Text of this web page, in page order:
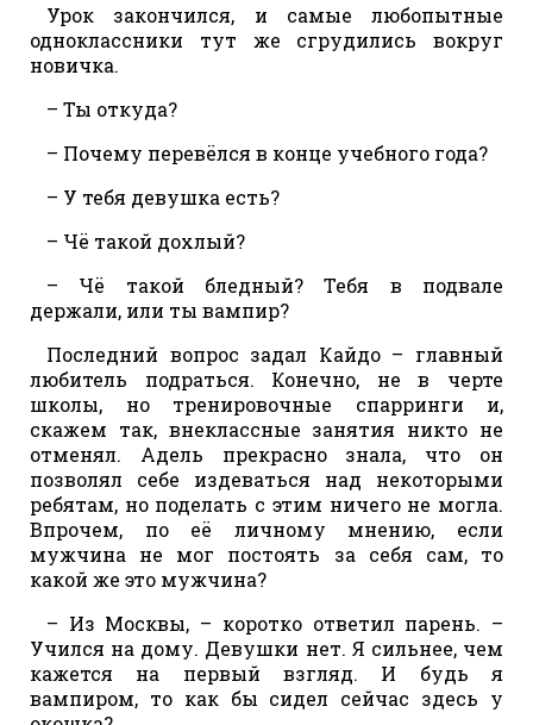
Урок закончился, и самые любопытные
одноклассники тут же сгрудились вокруг
новичка.
– Ты откуда?
– Почему перевёлся в конце учебного года?
– У тебя девушка есть?
– Чё такой дохлый?
– Чё такой бледный? Тебя в подвале
держали, или ты вампир?
Последний вопрос задал Кайдо – главный
любитель подраться. Конечно, не в черте
школы, но тренировочные спарринги и,
скажем так, внеклассные занятия никто не
отменял. Адель прекрасно знала, что он
позволял себе издеваться над некоторыми
ребятам, но поделать с этим ничего не могла.
Впрочем, по её личному мнению, если
мужчина не мог постоять за себя сам, то
какой же это мужчина?
– Из Москвы, – коротко ответил парень. –
Учился на дому. Девушки нет. Я сильнее, чем
кажется на первый взгляд. И будь я
вампиром, то как бы сидел сейчас здесь у